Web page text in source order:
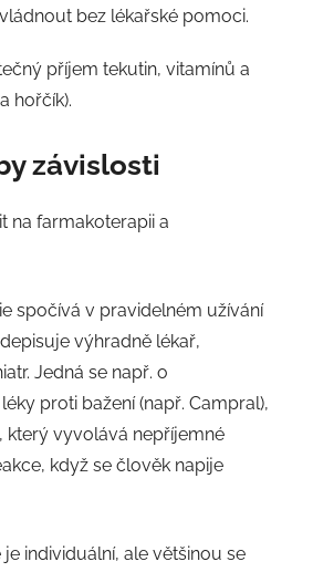
bez lékařské pomoci.
příjem tekutin, vitamínů a
hořčík).
závislosti
na farmakoterapii a
spočívá v pravidelném užívání
výhradně lékař,
Jedná se např. o
proti bažení (např. Campral),
který vyvolává nepříjemné
když se člověk napije
individuální, ale většinou se